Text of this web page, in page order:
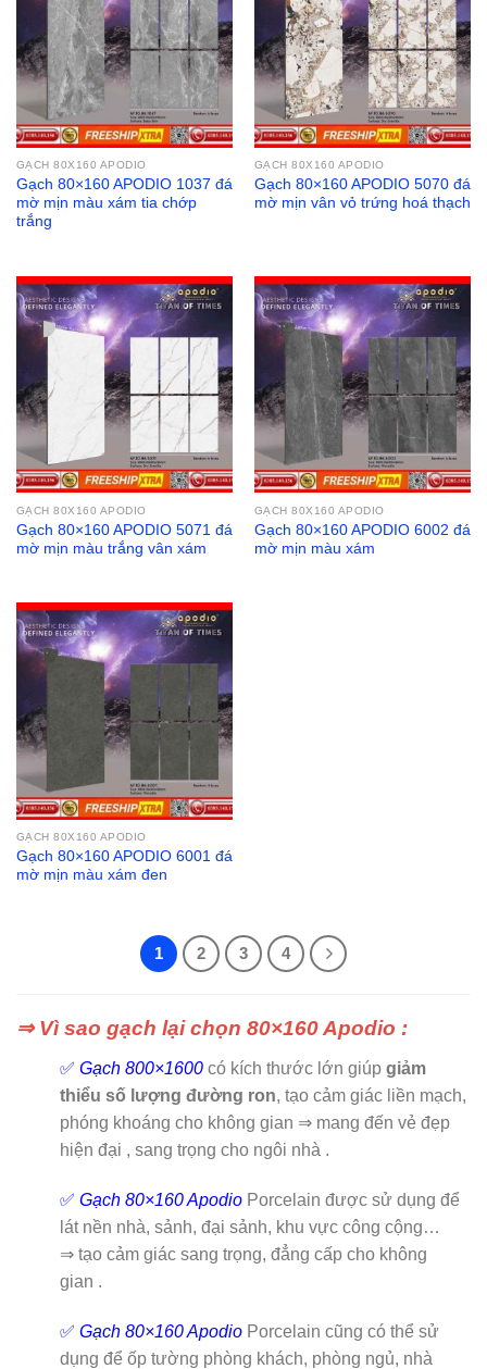
GẠCH 80X160 APODIO
Gạch 80×160 APODIO 1037 đá
mờ mịn màu xám tia chớp
trắng
GẠCH 80X160 APODIO
Gạch 80×160 APODIO 5070 đá
mờ mịn vân vỏ trứng hoá thạch
GẠCH 80X160 APODIO
Gạch 80×160 APODIO 5071 đá
mờ mịn màu trắng vân xám
GẠCH 80X160 APODIO
Gạch 80×160 APODIO 6002 đá
mờ mịn màu xám
GẠCH 80X160 APODIO
Gạch 80×160 APODIO 6001 đá
mờ mịn màu xám đen
1 2 3 4
⇒ Vì sao gạch lại chọn 80×160 Apodio :
✅ Gạch 800×1600 có kích thước lớn giúp giảm
thiểu số lượng đường ron, tạo cảm giác liền mạch,
phóng khoáng cho không gian ⇒ mang đến vẻ đẹp
hiện đại , sang trọng cho ngôi nhà .
✅ Gạch 80×160 Apodio Porcelain được sử dụng để
lát nền nhà, sảnh, đại sảnh, khu vực công cộng…
⇒ tạo cảm giác sang trọng, đẳng cấp cho không
gian .
✅ Gạch 80×160 Apodio Porcelain cũng có thể sử
dụng để ốp tường phòng khách, phòng ngủ, nhà